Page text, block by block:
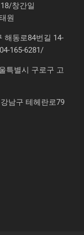
창간일
원
해동로84번길 14-
165-6281/
특별시 구로구 고
남구 테헤란로79